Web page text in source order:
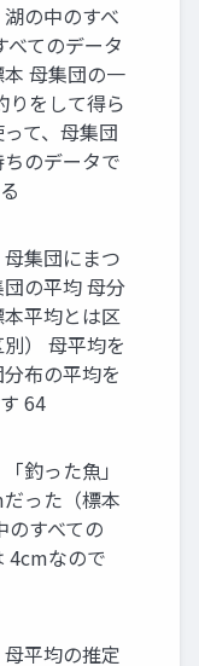
の中のすべ
てのデータ
母集団の一
りをして得ら
て、母集団
のデータで
集団にまつ
の平均 母分
平均とは区
） 母平均を
布の平均を
64
釣った魚」
った（標本
のすべての
4cmなので
平均の推定